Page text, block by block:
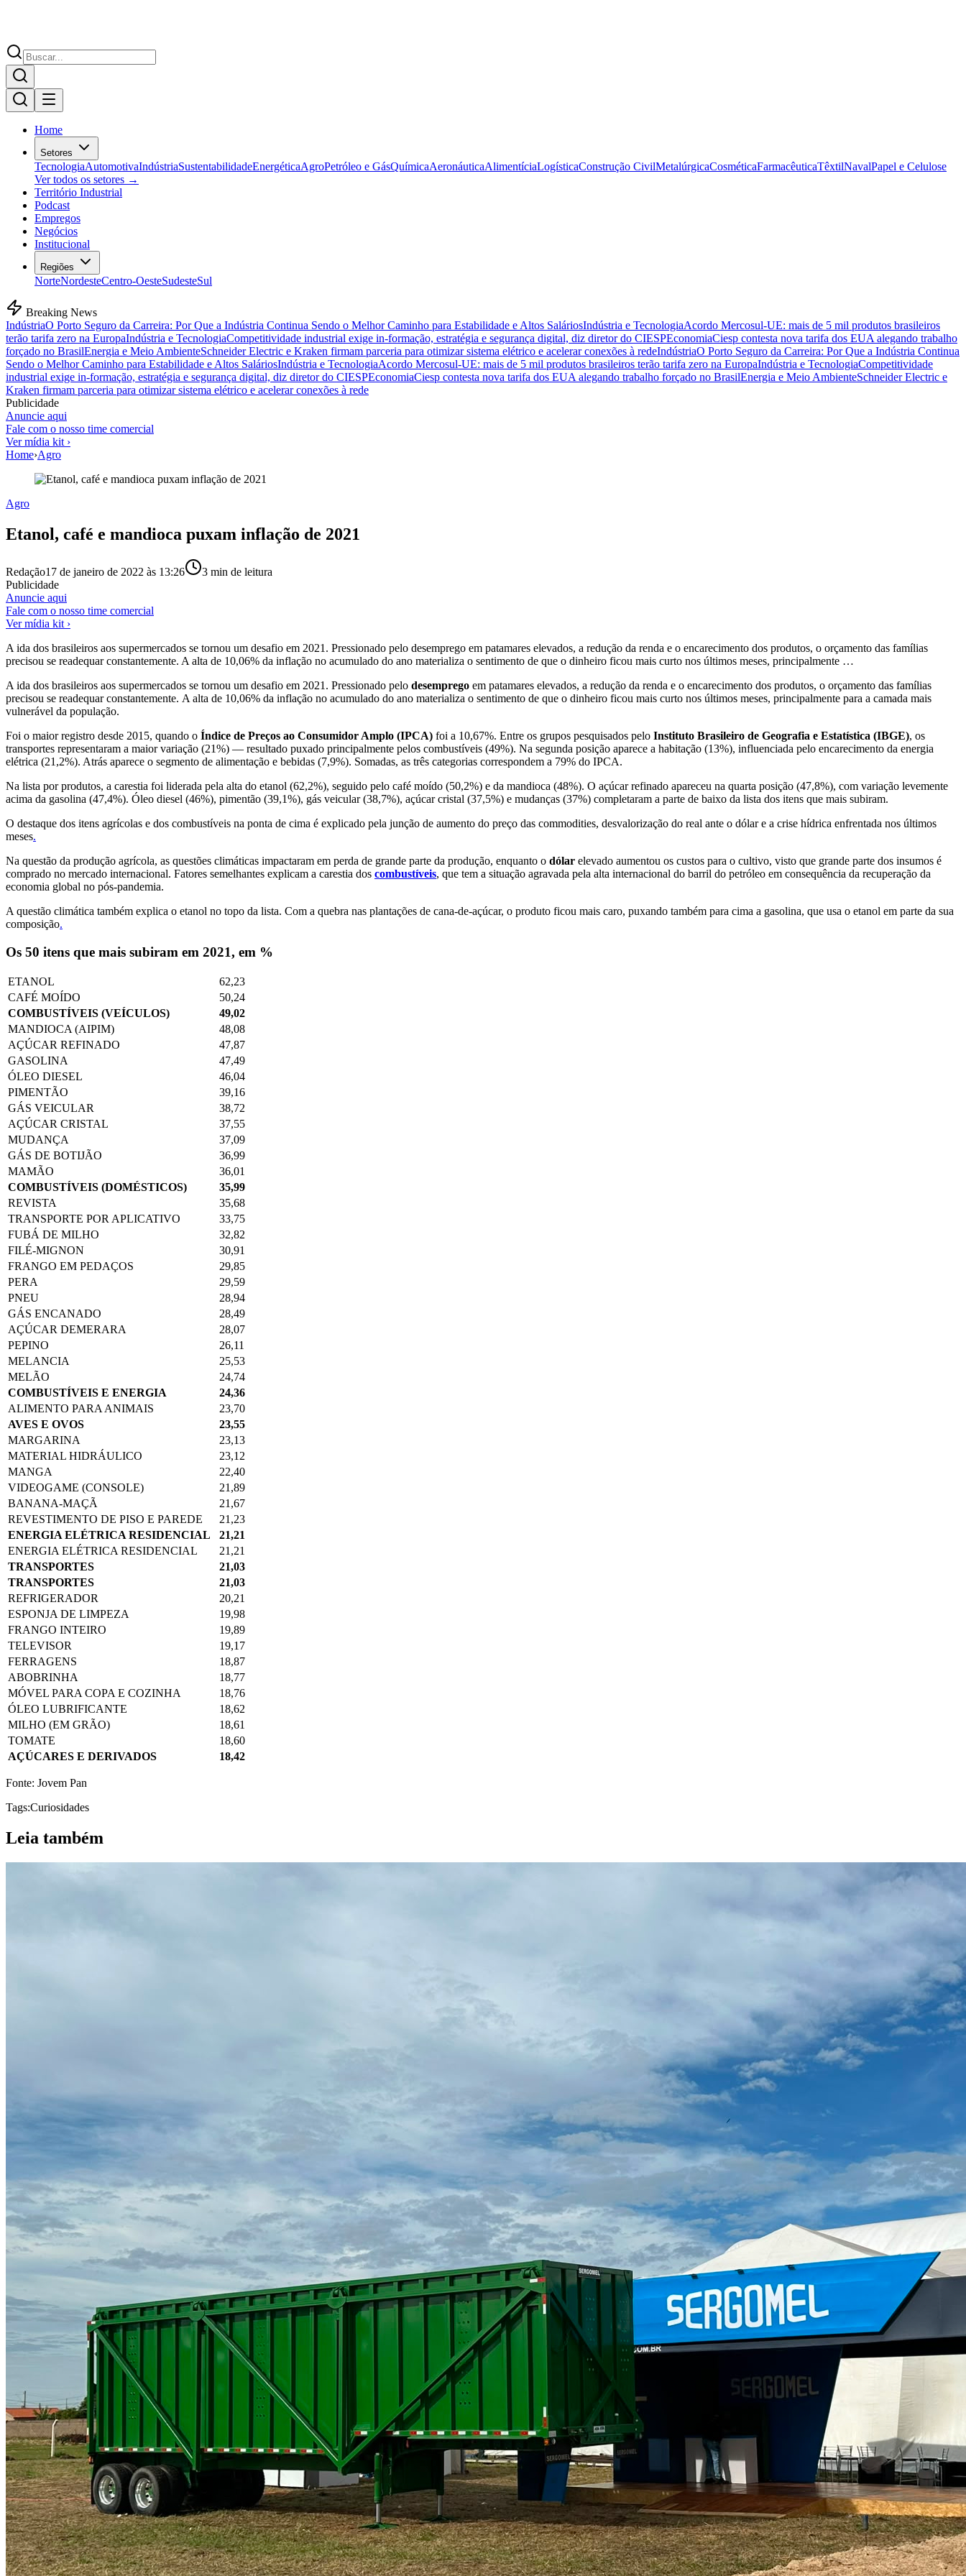
Home
Setores
TecnologiaAutomotivaIndústriaSustentabilidadeEnergéticaAgroPetróleo e GásQuímicaAeronáuticaAlimentíciaLogísticaConstrução CivilMetalúrgicaCosméticaFarmacêuticaTêxtilNavalPapel e Celulose
Ver todos os setores →
Território Industrial
Podcast
Empregos
Negócios
Institucional
Regiões
NorteNordesteCentro-OesteSudesteSul
Breaking News
IndústriaO Porto Seguro da Carreira: Por Que a Indústria Continua Sendo o Melhor Caminho para Estabilidade e Altos SaláriosIndústria e TecnologiaAcordo Mercosul-UE: mais de 5 mil produtos brasileiros
terão tarifa zero na EuropaIndústria e TecnologiaCompetitividade industrial exige in-formação, estratégia e segurança digital, diz diretor do CIESPEconomiaCiesp contesta nova tarifa dos EUA alegando trabalho
forçado no BrasilEnergia e Meio AmbienteSchneider Electric e Kraken firmam parceria para otimizar sistema elétrico e acelerar conexões à redeIndústriaO Porto Seguro da Carreira: Por Que a Indústria Continua
Sendo o Melhor Caminho para Estabilidade e Altos SaláriosIndústria e TecnologiaAcordo Mercosul-UE: mais de 5 mil produtos brasileiros terão tarifa zero na EuropaIndústria e TecnologiaCompetitividade
industrial exige in-formação, estratégia e segurança digital, diz diretor do CIESPEconomiaCiesp contesta nova tarifa dos EUA alegando trabalho forçado no BrasilEnergia e Meio AmbienteSchneider Electric e
Kraken firmam parceria para otimizar sistema elétrico e acelerar conexões à rede
Publicidade
Anuncie aqui
Fale com o nosso time comercial
Ver mídia kit ›
Home›Agro
Agro
Etanol, café e mandioca puxam inflação de 2021
Redação17 de janeiro de 2022 às 13:26 3 min de leitura
Publicidade
Anuncie aqui
Fale com o nosso time comercial
Ver mídia kit ›
A ida dos brasileiros aos supermercados se tornou um desafio em 2021. Pressionado pelo desemprego em patamares elevados, a redução da renda e o encarecimento dos produtos, o orçamento das famílias
precisou se readequar constantemente. A alta de 10,06% da inflação no acumulado do ano materializa o sentimento de que o dinheiro ficou mais curto nos últimos meses, principalmente …
A ida dos brasileiros aos supermercados se tornou um desafio em 2021. Pressionado pelo desemprego em patamares elevados, a redução da renda e o encarecimento dos produtos, o orçamento das famílias
precisou se readequar constantemente. A alta de 10,06% da inflação no acumulado do ano materializa o sentimento de que o dinheiro ficou mais curto nos últimos meses, principalmente para a camada mais
vulnerável da população.
Foi o maior registro desde 2015, quando o Índice de Preços ao Consumidor Amplo (IPCA) foi a 10,67%. Entre os grupos pesquisados pelo Instituto Brasileiro de Geografia e Estatística (IBGE), os
transportes representaram a maior variação (21%) — resultado puxado principalmente pelos combustíveis (49%). Na segunda posição aparece a habitação (13%), influenciada pelo encarecimento da energia
elétrica (21,2%). Atrás aparece o segmento de alimentação e bebidas (7,9%). Somadas, as três categorias correspondem a 79% do IPCA.
Na lista por produtos, a carestia foi liderada pela alta do etanol (62,2%), seguido pelo café moído (50,2%) e da mandioca (48%). O açúcar refinado apareceu na quarta posição (47,8%), com variação levemente
acima da gasolina (47,4%). Óleo diesel (46%), pimentão (39,1%), gás veicular (38,7%), açúcar cristal (37,5%) e mudanças (37%) completaram a parte de baixo da lista dos itens que mais subiram.
O destaque dos itens agrícolas e dos combustíveis na ponta de cima é explicado pela junção de aumento do preço das commodities, desvalorização do real ante o dólar e a crise hídrica enfrentada nos últimos
meses.
Na questão da produção agrícola, as questões climáticas impactaram em perda de grande parte da produção, enquanto o dólar elevado aumentou os custos para o cultivo, visto que grande parte dos insumos é
comprado no mercado internacional. Fatores semelhantes explicam a carestia dos combustíveis, que tem a situação agravada pela alta internacional do barril do petróleo em consequência da recuperação da
economia global no pós-pandemia.
A questão climática também explica o etanol no topo da lista. Com a quebra nas plantações de cana-de-açúcar, o produto ficou mais caro, puxando também para cima a gasolina, que usa o etanol em parte da sua
composição.
Os 50 itens que mais subiram em 2021, em %
ETANOL
62,23
CAFÉ MOÍDO
50,24
COMBUSTÍVEIS (VEÍCULOS)
49,02
MANDIOCA (AIPIM)
48,08
AÇÚCAR REFINADO
47,87
GASOLINA
47,49
ÓLEO DIESEL
46,04
PIMENTÃO
39,16
GÁS VEICULAR
38,72
AÇÚCAR CRISTAL
37,55
MUDANÇA
37,09
GÁS DE BOTIJÃO
36,99
MAMÃO
36,01
COMBUSTÍVEIS (DOMÉSTICOS)
35,99
REVISTA
35,68
TRANSPORTE POR APLICATIVO
33,75
FUBÁ DE MILHO
32,82
FILÉ-MIGNON
30,91
FRANGO EM PEDAÇOS
29,85
PERA
29,59
PNEU
28,94
GÁS ENCANADO
28,49
AÇÚCAR DEMERARA
28,07
PEPINO
26,11
MELANCIA
25,53
MELÃO
24,74
COMBUSTÍVEIS E ENERGIA
24,36
ALIMENTO PARA ANIMAIS
23,70
AVES E OVOS
23,55
MARGARINA
23,13
MATERIAL HIDRÁULICO
23,12
MANGA
22,40
VIDEOGAME (CONSOLE)
21,89
BANANA-MAÇÃ
21,67
REVESTIMENTO DE PISO E PAREDE
21,23
ENERGIA ELÉTRICA RESIDENCIAL
21,21
ENERGIA ELÉTRICA RESIDENCIAL
21,21
TRANSPORTES
21,03
TRANSPORTES
21,03
REFRIGERADOR
20,21
ESPONJA DE LIMPEZA
19,98
FRANGO INTEIRO
19,89
TELEVISOR
19,17
FERRAGENS
18,87
ABOBRINHA
18,77
MÓVEL PARA COPA E COZINHA
18,76
ÓLEO LUBRIFICANTE
18,62
MILHO (EM GRÃO)
18,61
TOMATE
18,60
AÇÚCARES E DERIVADOS
18,42
Fonte: Jovem Pan
Tags:Curiosidades
Leia também